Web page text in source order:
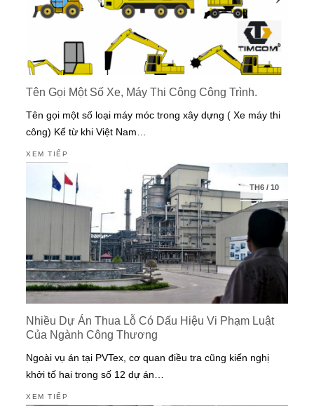
Tên Gọi Một Số Xe, Máy Thi Công Công Trình.
Tên gọi một số loại máy móc trong xây dựng ( Xe máy thi
công) Kể từ khi Việt Nam…
XEM TIẾP
TH6/ 10
Nhiều Dự Án Thua Lỗ Có Dấu Hiệu Vi Phạm Luật
Của Ngành Công Thương
Ngoài vụ án tại PVTex, cơ quan điều tra cũng kiến nghị
khởi tố hai trong số 12 dự án…
XEM TIẾP